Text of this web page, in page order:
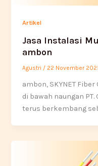
Artikel
Jasa Instalasi
ambon
Agustri / 22 November
ambon, SKYNET
di bawah naungan
terus berkembang